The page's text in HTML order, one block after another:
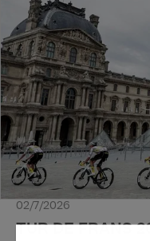
koja je takođe dostupna
02/7/2026
TUR DE FRANS